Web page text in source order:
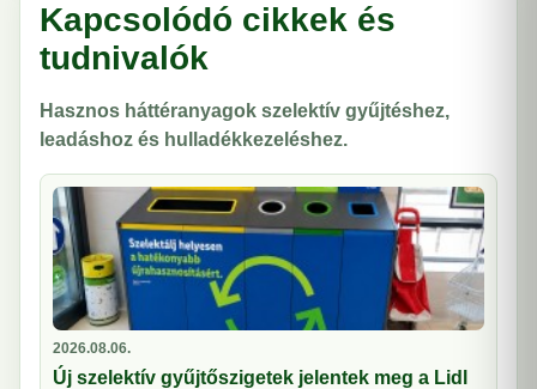
Kapcsolódó cikkek és
tudnivalók
Hasznos háttéranyagok szelektív gyűjtéshez,
leadáshoz és hulladékkezeléshez.
2026.08.06.
Új szelektív gyűjtőszigetek jelentek meg a Lidl